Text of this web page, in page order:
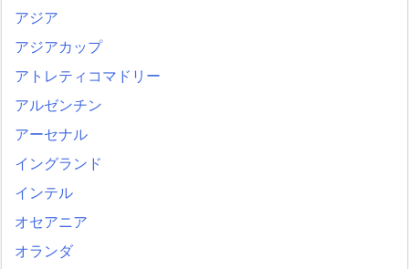
アジア
アジアカップ
アトレティコマドリー
アルゼンチン
アーセナル
イングランド
インテル
オセアニア
オランダ